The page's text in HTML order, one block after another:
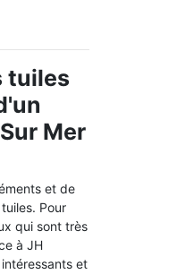
tuiles
Mer
et de
Pour
qui sont très
à JH
et